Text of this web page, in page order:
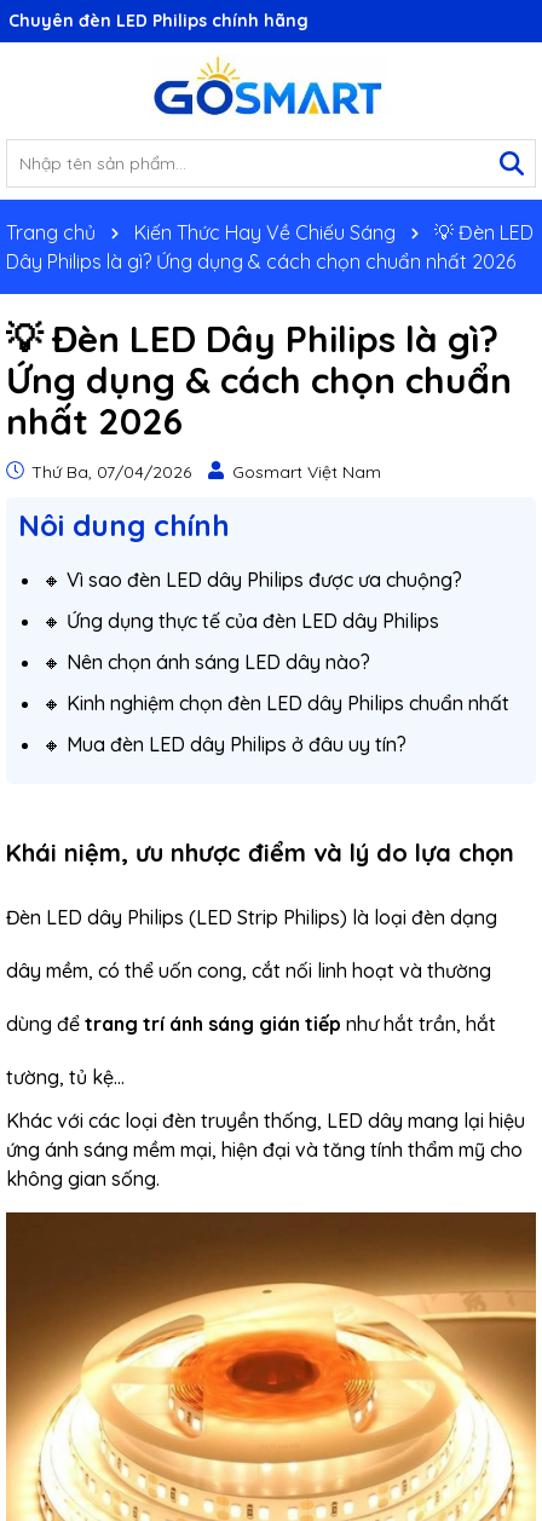
Chuyên đèn LED Philips chính hãng
Trang chủ Kiến Thức Hay Về Chiếu Sáng
💡 Đèn LED
Dây Philips là gì? Ứng dụng & cách chọn chuẩn nhất 2026
💡 Đèn LED Dây Philips là gì?
Ứng dụng & cách chọn chuẩn
nhất 2026
Thứ Ba, 07/04/2026 Gosmart Việt Nam
Nôi dung chính
🔸 Vì sao đèn LED dây Philips được ưa chuộng?
🔸 Ứng dụng thực tế của đèn LED dây Philips
🔸 Nên chọn ánh sáng LED dây nào?
🔸 Kinh nghiệm chọn đèn LED dây Philips chuẩn nhất
🔸 Mua đèn LED dây Philips ở đâu uy tín?
Khái niệm, ưu nhược điểm và lý do lựa chọn
Đèn LED dây Philips (LED Strip Philips) là loại đèn dạng
dây mềm, có thể uốn cong, cắt nối linh hoạt và thường
dùng để trang trí ánh sáng gián tiếp như hắt trần, hắt
tường, tủ kệ…
Khác với các loại đèn truyền thống, LED dây mang lại hiệu
ứng ánh sáng mềm mại, hiện đại và tăng tính thẩm mỹ cho
không gian sống.